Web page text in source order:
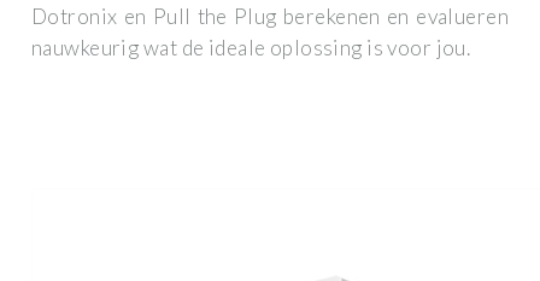
Dotronix en Pull the Plug berekenen en evalueren
nauwkeurig wat de ideale oplossing is voor jou.